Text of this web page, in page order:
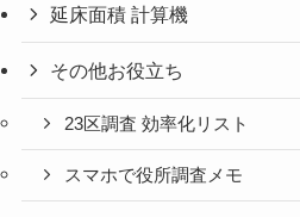
延床面積 計算機
その他お役立ち
23区調査 効率化リスト
スマホで役所調査メモ